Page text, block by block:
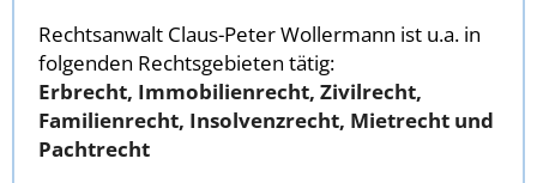
Rechtsanwalt Claus-Peter Wollermann ist u.a. in
folgenden Rechtsgebieten tätig:
Erbrecht, Immobilienrecht, Zivilrecht,
Familienrecht, Insolvenzrecht, Mietrecht und
Pachtrecht